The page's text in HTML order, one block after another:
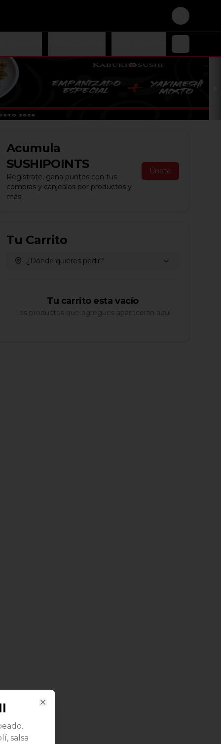
Login
Acumula
SUSHIPOINTS
Regístrate, gana puntos con tus
compras y canjealos por productos y
más
Únete
Tu Carrito
¿Dónde quieres pedir?
Tu carrito esta vacío
Los productos que agregues aparecerán aquí
salsa